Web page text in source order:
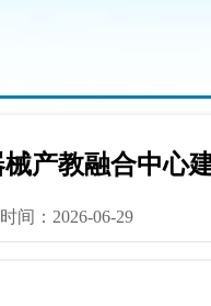
产教融合中心
时间：2026-06-29